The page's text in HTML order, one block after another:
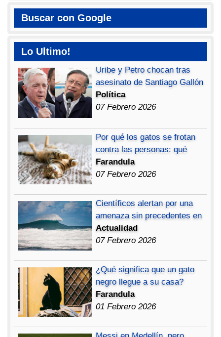
Buscar con Google
Lo Ultimo!
Uribe y Petro chocan tras
asesinato de Santiago Gallón
Política
07 Febrero 2026
Por qué los gatos se frotan
contra las personas: qué
Farandula
07 Febrero 2026
Científicos alertan por una
amenaza sin precedentes en
Actualidad
07 Febrero 2026
¿Qué significa que un gato
negro llegue a su casa?
Farandula
01 Febrero 2026